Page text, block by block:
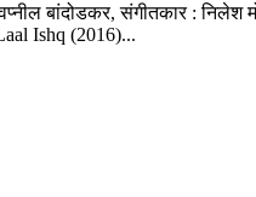
बांदोडकर, संगीतकार :
Ishq (2016)...